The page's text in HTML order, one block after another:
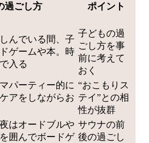
過ごし方 ポイント
んでいる間、子
ゲームや本。時
入る
子どもの過
ごし方を事
前に考えて
おく
パーティー的に
アをしながらお
“おこもりス
テイ”との相
性が抜群
はオードブルや
囲んでボードゲ
サウナの前
後の過ごし